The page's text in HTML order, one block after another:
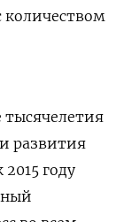
количеством
развития
году